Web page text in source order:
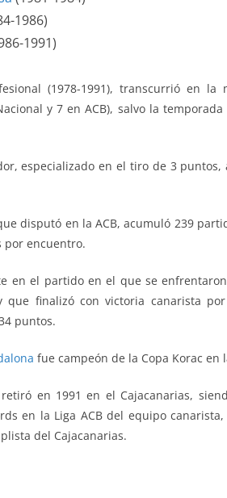
1986)
1991)
(1978-1991), transcurrió en la
y 7 en ACB), salvo la
especializado en el tiro de 3
disputó en la ACB, acumuló 239
por encuentro.
en el partido en el que se
que finalizó con victoria canarista
puntos.
fue campeón de la Copa Korac en
retiró en 1991 en el Cajacanarias,
en la Liga ACB del equipo
del Cajacanarias.